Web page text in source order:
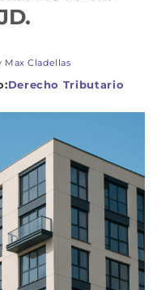
Derecho Tributario
Max Cladellas